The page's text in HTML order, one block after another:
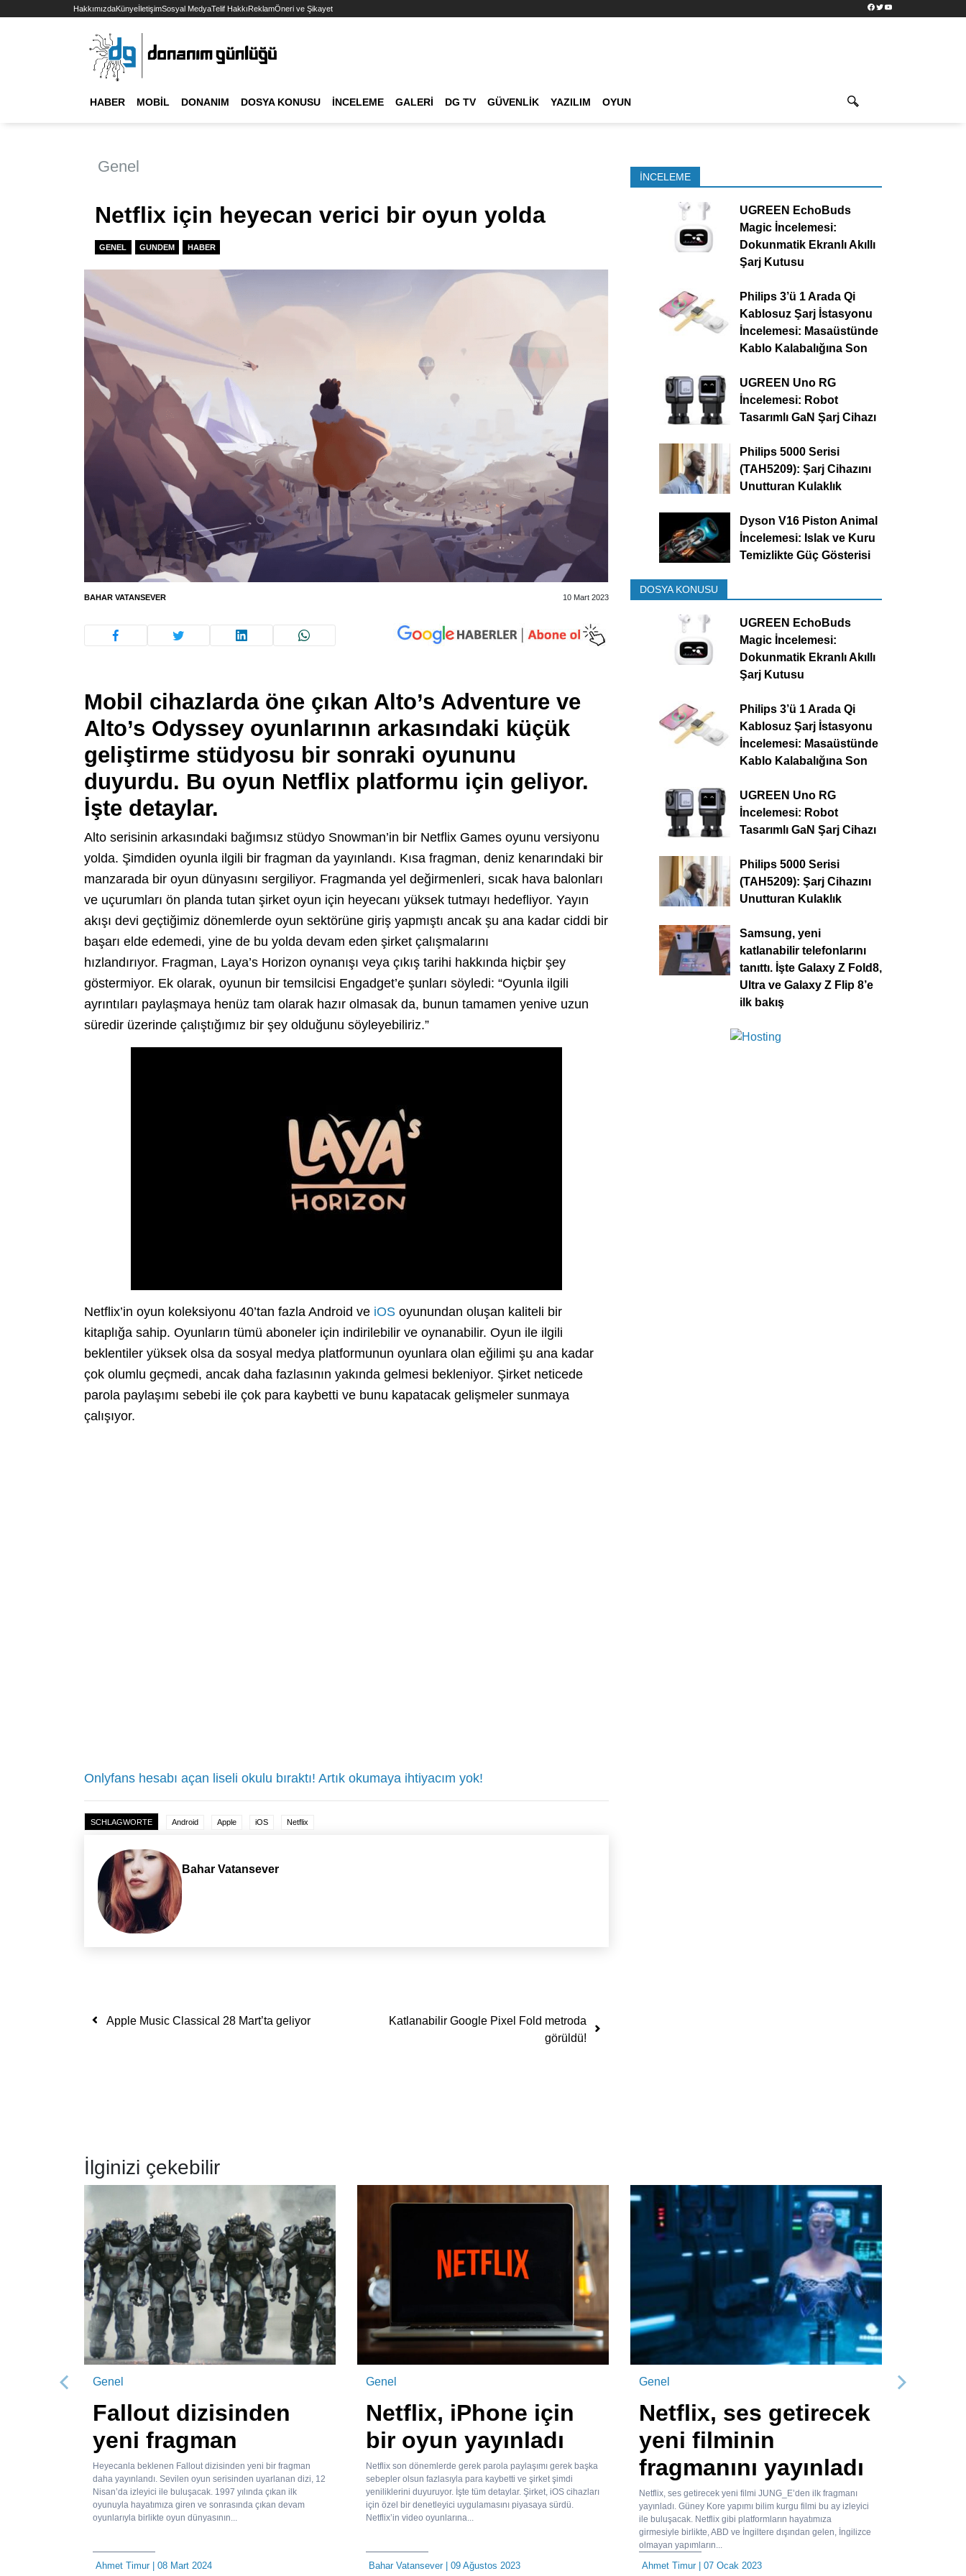
HakkımızdaKünyeİletişimSosyal MedyaTelif HakkıReklamÖneri ve Şikayet Facebook
TwitterYouTube
HABER MOBIL DONANIM DOSYA KONUSU İNCELEME GALERI DG TV GÜVENLIK YAZILIM OYUN
Genel
Netflix için heyecan verici bir oyun yolda
GENEL GUNDEM HABER
BAHAR VATANSEVER 10 Mart 2023
Mobil cihazlarda öne çıkan Alto’s Adventure ve
Alto’s Odyssey oyunlarının arkasındaki küçük
geliştirme stüdyosu bir sonraki oyununu
duyurdu. Bu oyun Netflix platformu için geliyor.
İşte detaylar.
Alto serisinin arkasındaki bağımsız stüdyo Snowman’in bir Netflix Games oyunu versiyonu
yolda. Şimdiden oyunla ilgili bir fragman da yayınlandı. Kısa fragman, deniz kenarındaki bir
manzarada bir oyun dünyasını sergiliyor. Fragmanda yel değirmenleri, sıcak hava balonları
ve uçurumları ön planda tutan şirket oyun için heyecanı yüksek tutmayı hedefliyor. Yayın
akışı devi geçtiğimiz dönemlerde oyun sektörüne giriş yapmıştı ancak şu ana kadar ciddi bir
başarı elde edemedi, yine de bu yolda devam eden şirket çalışmalarını
hızlandırıyor. Fragman, Laya’s Horizon oynanışı veya çıkış tarihi hakkında hiçbir şey
göstermiyor. Ek olarak, oyunun bir temsilcisi Engadget’e şunları söyledi: “Oyunla ilgili
ayrıntıları paylaşmaya henüz tam olarak hazır olmasak da, bunun tamamen yenive uzun
süredir üzerinde çalıştığımız bir şey olduğunu söyleyebiliriz.”
Netflix’in oyun koleksiyonu 40’tan fazla Android ve iOS oyunundan oluşan kaliteli bir
kitaplığa sahip. Oyunların tümü aboneler için indirilebilir ve oynanabilir. Oyun ile ilgili
beklentiler yüksek olsa da sosyal medya platformunun oyunlara olan eğilimi şu ana kadar
çok olumlu geçmedi, ancak daha fazlasının yakında gelmesi bekleniyor. Şirket neticede
parola paylaşımı sebebi ile çok para kaybetti ve bunu kapatacak gelişmeler sunmaya
çalışıyor.
Onlyfans hesabı açan liseli okulu bıraktı! Artık okumaya ihtiyacım yok!
SCHLAGWORTE Android Apple iOS Netflix
Bahar Vatansever
Yazı dolaşımı
Apple Music Classical 28 Mart’ta geliyor
Katlanabilir Google Pixel Fold metroda
görüldü!
İNCELEME
UGREEN EchoBuds
Magic İncelemesi:
Dokunmatik Ekranlı Akıllı
Şarj Kutusu
Philips 3’ü 1 Arada Qi
Kablosuz Şarj İstasyonu
İncelemesi: Masaüstünde
Kablo Kalabalığına Son
UGREEN Uno RG
İncelemesi: Robot
Tasarımlı GaN Şarj Cihazı
Philips 5000 Serisi
(TAH5209): Şarj Cihazını
Unutturan Kulaklık
Dyson V16 Piston Animal
İncelemesi: Islak ve Kuru
Temizlikte Güç Gösterisi
DOSYA KONUSU
UGREEN EchoBuds
Magic İncelemesi:
Dokunmatik Ekranlı Akıllı
Şarj Kutusu
Philips 3’ü 1 Arada Qi
Kablosuz Şarj İstasyonu
İncelemesi: Masaüstünde
Kablo Kalabalığına Son
UGREEN Uno RG
İncelemesi: Robot
Tasarımlı GaN Şarj Cihazı
Philips 5000 Serisi
(TAH5209): Şarj Cihazını
Unutturan Kulaklık
Samsung, yeni
katlanabilir telefonlarını
tanıttı. İşte Galaxy Z Fold8,
Ultra ve Galaxy Z Flip 8’e
ilk bakış
İlginizi çekebilir
Genel
Fallout dizisinden
yeni fragman
Heyecanla beklenen Fallout dizisinden yeni bir fragman
daha yayınlandı. Sevilen oyun serisinden uyarlanan dizi, 12
Nisan’da izleyici ile buluşacak. 1997 yılında çıkan ilk
oyunuyla hayatımıza giren ve sonrasında çıkan devam
oyunlarıyla birlikte oyun dünyasının...
Ahmet Timur| 08 Mart 2024
Genel
Netflix, iPhone için
bir oyun yayınladı
Netflix son dönemlerde gerek parola paylaşımı gerek başka
sebepler olsun fazlasıyla para kaybetti ve şirket şimdi
yeniliklerini duyuruyor. İşte tüm detaylar. Şirket, iOS cihazları
için özel bir denetleyici uygulamasını piyasaya sürdü.
Netflix’in video oyunlarına...
Bahar Vatansever| 09 Ağustos 2023
Genel
Netflix, ses getirecek
yeni filminin
fragmanını yayınladı
Netflix, ses getirecek yeni filmi JUNG_E’den ilk fragmanı
yayınladı. Güney Kore yapımı bilim kurgu filmi bu ay izleyici
ile buluşacak. Netflix gibi platformların hayatımıza
girmesiyle birlikte, ABD ve İngiltere dışından gelen, İngilizce
olmayan yapımların...
Ahmet Timur| 07 Ocak 2023
Önceki Sonraki